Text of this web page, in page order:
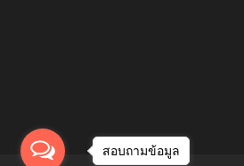
สอบถามข้อมูล